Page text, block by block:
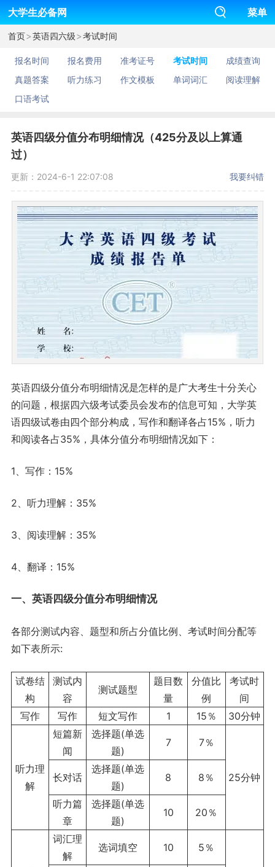
大学生必备网 菜单
首页>英语四六级>考试时间
报名时间 报名费用 准考证号 考试时间
成绩查询
真题答案
听力练习 作文模板 单词词汇
阅读理解
口语考试
英语四级分值分布明细情况（425分及以上算通
过）
更新：2024-6-1 22:07:08 我要纠错
英语四级分值分布明细情况是怎样的是广大考生十分关心
的问题，根据四六级考试委员会发布的信息可知，大学英
语四级试卷由四个部分构成，写作和翻译各占15%，听力
和阅读各占35%，具体分值分布明细情况如下：
1、写作：15%
2、听力理解：35%
3、阅读理解：35%
4、翻译：15%
一、英语四级分值分布明细情况
各部分测试内容、题型和所占分值比例、考试时间分配等
如下表所示:
试卷结
构
测试内
容
测试题型
题目数
量
分值比
例
考试时
间
写作
写作 短文写作 1 15％ 30分钟
听力理
解
短篇新
闻
选择题(单选
题)
7 7％
25分钟
长对话
选择题(单选
题)
8 8％
听力篇
章
选择题(单选
题)
10 20％
词汇理
解
选词填空 10 5％